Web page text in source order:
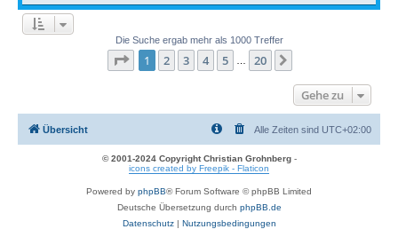
Die Suche ergab mehr als 1000 Treffer
Seite 1von 20
1 2 3 4 5 20
Gehe zu
Übersicht Alle Zeiten sind UTC+02:00
© 2001-2024 Copyright Christian Grohnberg-
icons created by Freepik - Flaticon
Powered by phpBB® Forum Software © phpBB Limited
Deutsche Übersetzung durch phpBB.de
Datenschutz| Nutzungsbedingungen